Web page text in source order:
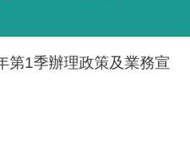
第1季辦理政策及業務宣